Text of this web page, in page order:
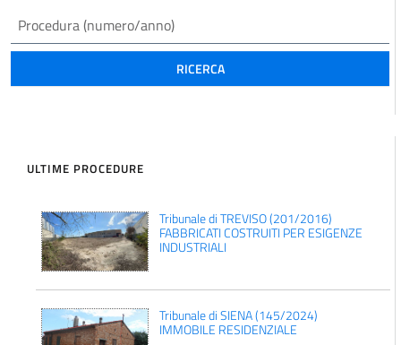
RICERCA
ULTIME PROCEDURE
Tribunale di TREVISO (201/2016)
FABBRICATI COSTRUITI PER ESIGENZE
INDUSTRIALI
Tribunale di SIENA (145/2024)
IMMOBILE RESIDENZIALE